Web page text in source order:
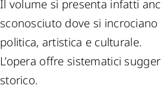
Il volume si presenta infatti
sconosciuto dove si
politica, artistica e culturale.
L’opera offre sistematici
storico.